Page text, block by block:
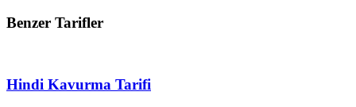
Benzer Tarifler
Hindi Kavurma Tarifi